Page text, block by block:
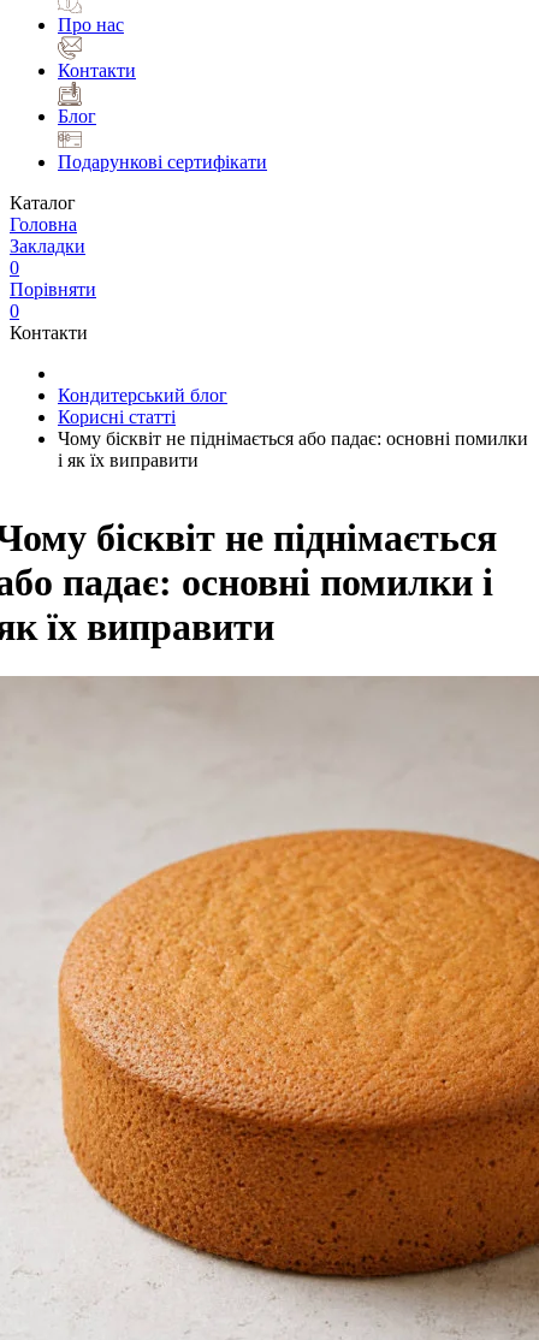
Про нас
Контакти
Блог
Подарункові сертифікати
Каталог
Головна
Закладки
0
Порівняти
0
Контакти
Кондитерський блог
Корисні статті
Чому бісквіт не піднімається або падає: основні помилки
і як їх виправити
бісквіт не піднімається
падає: основні помилки і
їх виправити